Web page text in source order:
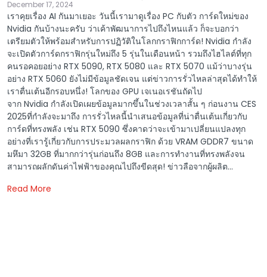
December 17, 2024
เราคุยเรื่อง AI กันมาเยอะ วันนี้เรามาดูเรื่อง PC กับตัว การ์ดใหม่ของ
Nvidia กันบ้างนะครับ ว่าเค้าพัฒนาการไปถึงไหนแล้ว ก็จะบอกว่า
เตรียมตัวให้พร้อมสำหรับการปฏิวัติในโลกกราฟิกการ์ด! Nvidia กำลัง
จะเปิดตัวการ์ดกราฟิกรุ่นใหม่ถึง 5 รุ่นในเดือนหน้า รวมถึงไฮไลต์ที่ทุก
คนรอคอยอย่าง RTX 5090, RTX 5080 และ RTX 5070 แม้ว่าบางรุ่น
อย่าง RTX 5060 ยังไม่มีข้อมูลชัดเจน แต่ข่าวการรั่วไหลล่าสุดได้ทำให้
เราตื่นเต้นอีกรอบหนึ่ง! โลกของ GPU เจเนอเรชันถัดไป
จาก Nvidia กำลังเปิดเผยข้อมูลมากขึ้นในช่วงเวลาสั้น ๆ ก่อนงาน CES
2025ที่กำลังจะมาถึง การรั่วไหลนี้นำเสนอข้อมูลที่น่าตื่นเต้นเกี่ยวกับ
การ์ดที่ทรงพลัง เช่น RTX 5090 ซึ่งคาดว่าจะเข้ามาเปลี่ยนแปลงทุก
อย่างที่เรารู้เกี่ยวกับการประมวลผลกราฟิก ด้วย VRAM GDDR7 ขนาด
มหึมา 32GB ที่มากกว่ารุ่นก่อนถึง 8GB และการทำงานที่ทรงพลังจน
สามารถผลักดันค่าไฟฟ้าของคุณไปถึงขีดสุด! ข่าวลือจากผู้ผลิต...
Read More